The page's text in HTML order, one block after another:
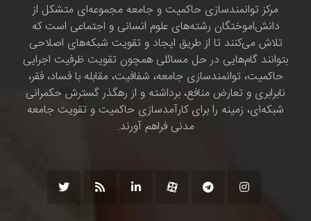
مرکز توانمندسازی حاکمیت و جامعه مجموعه‌ای متشکل از
دانش‌اموختگان رشته‌های علوم انسانی و اجتماعی است که
تلاش می‌کنند تا از طریق ایجاد و تقویت شبکه‌های اصلاحی
بتوانند گام‌هایی در حل مسائلی همچون تقویت ظرفیت اجرایی
حاکمیت، توانمندسازی جامعه، شفافیت، مقابله با فساد، فقر،
نابرابری و تعارض منافع، برداشته و از رهگذر گسترش حکمرانی
شبکه‌ای، زمینه را برای کارآمدسازی حاکمیت و تقویت جامعه
مدنی فراهم آورند.